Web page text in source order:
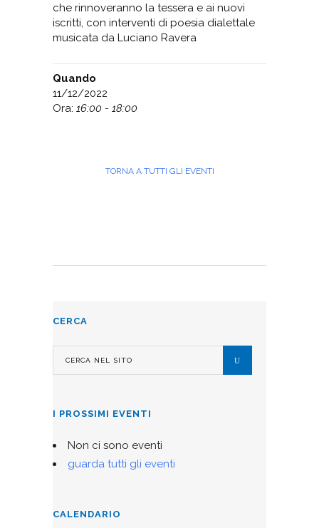
che rinnoveranno la tessera e ai nuovi
iscritti, con interventi di poesia dialettale
musicata da Luciano Ravera
Quando
11/12/2022
Ora: 16:00 - 18:00
TORNA A TUTTI GLI EVENTI
CERCA
I PROSSIMI EVENTI
Non ci sono eventi
guarda tutti gli eventi
CALENDARIO